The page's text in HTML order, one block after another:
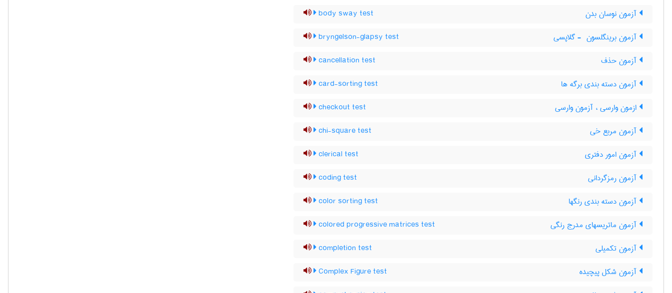
آزمون نوسان بدن body sway test
آزمون برینگلسون ‎ - گلاپسی bryngelson-glapsy test
آزمون حذف cancellation test
آزمون دسته بندی برگه ها card-sorting test
ازمون وارسی ، آزمون وارسی checkout test
آزمون مربع خی chi-square test
آزمون امور دفتری clerical test
آزمون رمزگردانی coding test
آزمون دسته بندی رنگها color sorting test
آزمون ماتریسهای مدرج رنگی colored progressive matrices test
آزمون تکمیلی completion test
آزمون شكل پيچيده Complex Figure test